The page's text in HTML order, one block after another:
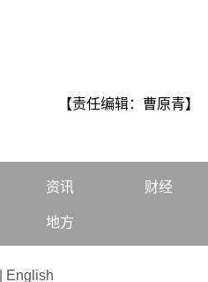
【责任编辑：曹原青】
资讯 财经
地方
English